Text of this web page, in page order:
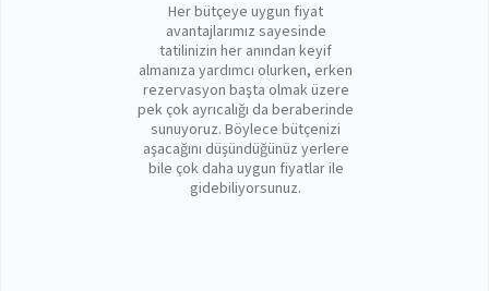
Her bütçeye uygun fiyat
avantajlarımız sayesinde
tatilinizin her anından keyif
almanıza yardımcı olurken, erken
rezervasyon başta olmak üzere
pek çok ayrıcalığı da beraberinde
sunuyoruz. Böylece bütçenizi
aşacağını düşündüğünüz yerlere
bile çok daha uygun fiyatlar ile
gidebiliyorsunuz.